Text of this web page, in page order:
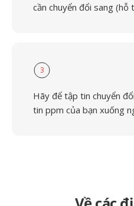
cần chuyển đổi sang
3
Hãy để tập tin chuyển
tin ppm của bạn xuống